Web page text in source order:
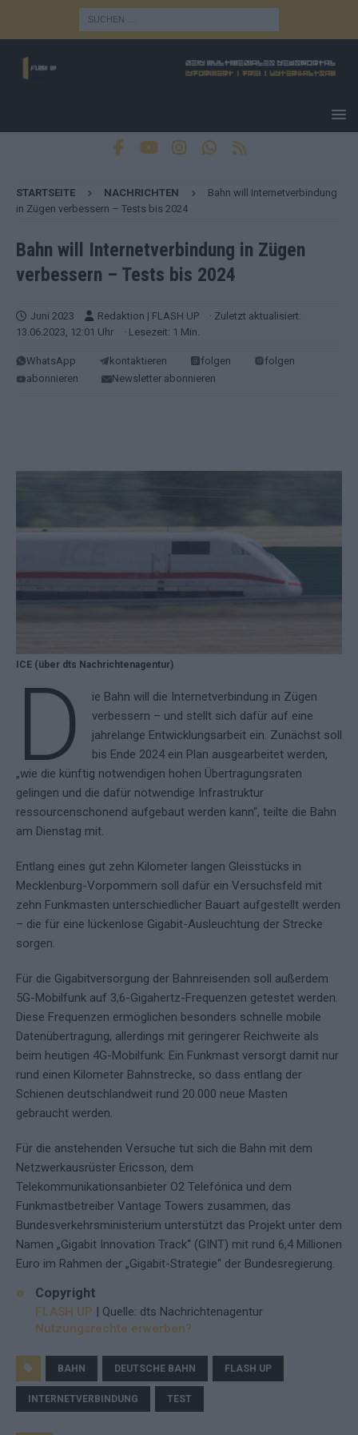
STARTSEITE NACHRICHTEN
Bahn will Internetverbindung
in Zügen verbessern – Tests bis 2024
Bahn will Internetverbindung in Zügen
verbessern – Tests bis 2024
Juni 2023 Redaktion | FLASH UP
· Zuletzt aktualisiert:
13.06.2023, 12:01 Uhr
· Lesezeit: 1 Min.
WhatsApp kontaktieren folgen
folgen
abonnieren
Newsletter abonnieren
ICE (über dts Nachrichtenagentur)
D
ie Bahn will die Internetverbindung in Zügen
verbessern – und stellt sich dafür auf eine
jahrelange Entwicklungsarbeit ein. Zunächst soll
bis Ende 2024 ein Plan ausgearbeitet werden,
„wie die künftig notwendigen hohen Übertragungsraten
gelingen und die dafür notwendige Infrastruktur
ressourcenschonend aufgebaut werden kann“, teilte die Bahn
am Dienstag mit.
Entlang eines gut zehn Kilometer langen Gleisstücks in
Mecklenburg-Vorpommern soll dafür ein Versuchsfeld mit
zehn Funkmasten unterschiedlicher Bauart aufgestellt werden
– die für eine lückenlose Gigabit-Ausleuchtung der Strecke
sorgen.
Für die Gigabitversorgung der Bahnreisenden soll außerdem
5G-Mobilfunk auf 3,6-Gigahertz-Frequenzen getestet werden.
Diese Frequenzen ermöglichen besonders schnelle mobile
Datenübertragung, allerdings mit geringerer Reichweite als
beim heutigen 4G-Mobilfunk: Ein Funkmast versorgt damit nur
rund einen Kilometer Bahnstrecke, so dass entlang der
Schienen deutschlandweit rund 20.000 neue Masten
gebraucht werden.
Für die anstehenden Versuche tut sich die Bahn mit dem
Netzwerkausrüster Ericsson, dem
Telekommunikationsanbieter O2 Telefónica und dem
Funkmastbetreiber Vantage Towers zusammen, das
Bundesverkehrsministerium unterstützt das Projekt unter dem
Namen „Gigabit Innovation Track“ (GINT) mit rund 6,4 Millionen
Euro im Rahmen der „Gigabit-Strategie“ der Bundesregierung.
Copyright
FLASH UP | Quelle: dts Nachrichtenagentur
Nutzungsrechte erwerben?
BAHN DEUTSCHE BAHN FLASH UP
INTERNETVERBINDUNG TEST